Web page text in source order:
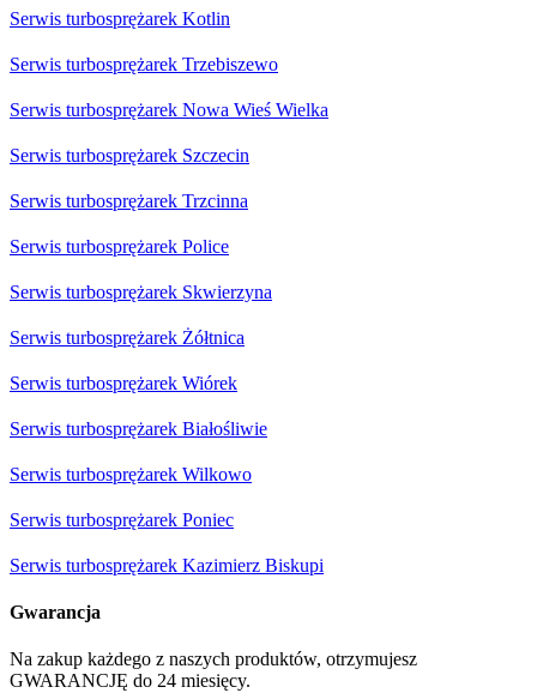
Serwis turbosprężarek Kotlin
Serwis turbosprężarek Trzebiszewo
Serwis turbosprężarek Nowa Wieś Wielka
Serwis turbosprężarek Szczecin
Serwis turbosprężarek Trzcinna
Serwis turbosprężarek Police
Serwis turbosprężarek Skwierzyna
Serwis turbosprężarek Żółtnica
Serwis turbosprężarek Wiórek
Serwis turbosprężarek Białośliwie
Serwis turbosprężarek Wilkowo
Serwis turbosprężarek Poniec
Serwis turbosprężarek Kazimierz Biskupi
Gwarancja
Na zakup każdego z naszych produktów, otrzymujesz
GWARANCJĘ do 24 miesięcy.